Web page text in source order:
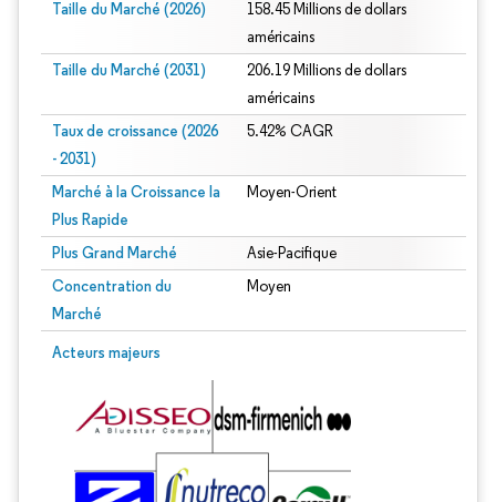
Taille du Marché (2026)
158.45 Millions de dollars
américains
Taille du Marché (2031)
206.19 Millions de dollars
américains
Taux de croissance (2026
- 2031)
5.42% CAGR
Marché à la Croissance la
Plus Rapide
Moyen-Orient
Plus Grand Marché Asie-Pacifique
Concentration du
Marché
Moyen
Acteurs majeurs
Image © Mordor Intelligence. La réutilisation nécessite une attribution sous CC